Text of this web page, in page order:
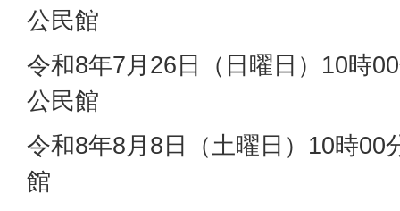
公民館
令和8年7月26日（日曜日）10時
公民館
令和8年8月8日（土曜日）10時00
館